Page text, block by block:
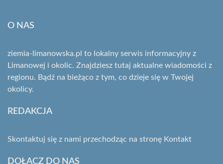
O NAS
ziemia-limanowska.pl to lokalny serwis informacyjny z
Limanowej i okolic. Znajdziesz tutaj aktualne wiadomości z
regionu. Bądź na bieżąco z tym, co dzieje się w Twojej
okolicy.
REDAKCJA
Skontaktuj się z nami przechodząc na stronę Kontakt
DOŁĄCZ DO NAS